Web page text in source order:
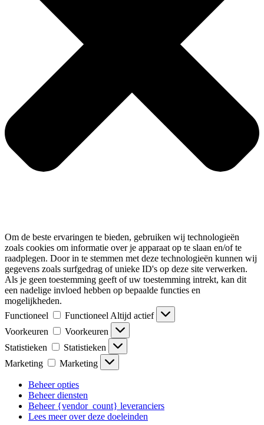
Om de beste ervaringen te bieden, gebruiken wij technologieën
zoals cookies om informatie over je apparaat op te slaan en/of te
raadplegen. Door in te stemmen met deze technologieën kunnen wij
gegevens zoals surfgedrag of unieke ID's op deze site verwerken.
Als je geen toestemming geeft of uw toestemming intrekt, kan dit
een nadelige invloed hebben op bepaalde functies en
mogelijkheden.
Functioneel
FunctioneelAltijd actief
Voorkeuren
Voorkeuren
Statistieken
Statistieken
Marketing
Marketing
Beheer opties
Beheer diensten
Beheer {vendor_count} leveranciers
Lees meer over deze doeleinden